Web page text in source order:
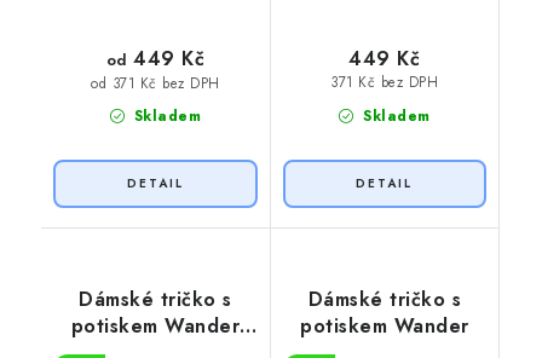
Skladem
od 371 Kč bez DPH
od 449 Kč
Skladem
371 Kč bez DPH
449 Kč
Dámské tričko s
potiskem Wander
Dámské tričko s
potiskem Wander